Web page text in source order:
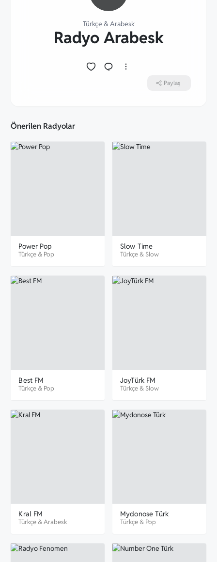
Türkçe & Arabesk
Radyo Arabesk
Paylaş
Önerilen Radyolar
Power Pop
Türkçe& Pop
Slow Time
Türkçe& Slow
Best FM
Türkçe& Pop
JoyTürk FM
Türkçe& Slow
Kral FM
Türkçe&Arabesk
Mydonose Türk
Türkçe& Pop